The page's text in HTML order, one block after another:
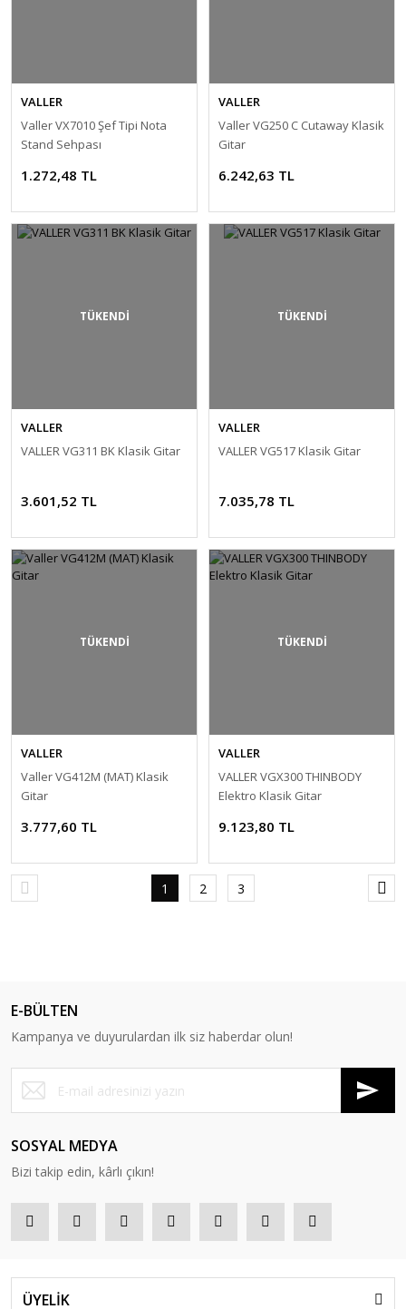
VALLER
Valler VX7010 Şef Tipi Nota
Stand Sehpası
1.272,48 TL
VALLER
Valler VG250 C Cutaway Klasik
Gitar
6.242,63 TL
TÜKENDİ
VALLER
VALLER VG311 BK Klasik Gitar
3.601,52 TL
TÜKENDİ
VALLER
VALLER VG517 Klasik Gitar
7.035,78 TL
TÜKENDİ
VALLER
Valler VG412M (MAT) Klasik
Gitar
3.777,60 TL
TÜKENDİ
VALLER
VALLER VGX300 THINBODY
Elektro Klasik Gitar
9.123,80 TL
1 2 3
E-BÜLTEN
Kampanya ve duyurulardan ilk siz haberdar olun!
SOSYAL MEDYA
Bizi takip edin, kârlı çıkın!
ÜYELİK